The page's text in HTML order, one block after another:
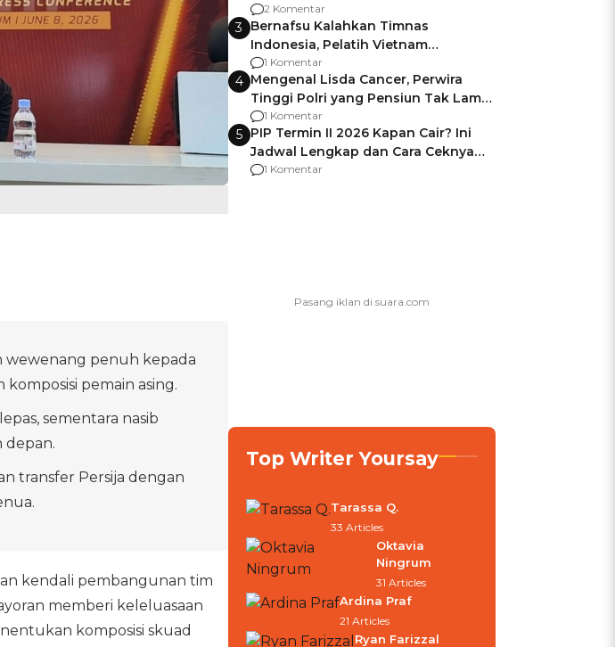
wewenang penuh kepada
pemain asing.
sementara nasib
depan.
transfer Persija dengan
kendali pembangunan tim
memberi keleluasaan
komposisi skuad
Pemalang
2 Komentar
3 Bernafsu Kalahkan Timnas
Indonesia, Pelatih Vietnam
Berencana Pakai Jimat di Pakansari
1 Komentar
4 Mengenal Lisda Cancer, Perwira
Tinggi Polri yang Pensiun Tak Lama
Usai Jadi Brigjen
1 Komentar
5 PIP Termin II 2026 Kapan Cair? Ini
Jadwal Lengkap dan Cara Ceknya
agar Dana Tidak Hangus!
1 Komentar
Top Writer Yoursay
Tarassa Q.
33 Articles
Oktavia
Ningrum
31 Articles
Ardina Praf
21 Articles
Ryan Farizzal